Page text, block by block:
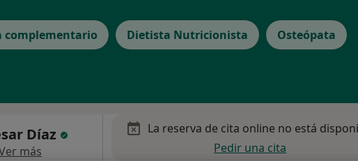
complementario Dietista Nutricionista Osteópata
Díaz
más
La reserva de cita online no está
Pedir una cita